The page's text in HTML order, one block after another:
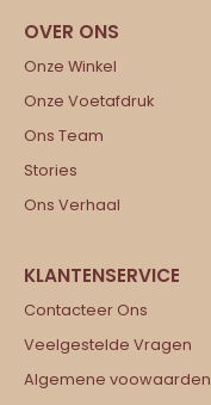
Onze Winkel
Onze Voetafdruk
Ons Team
Stories
Ons Verhaal
Contacteer Ons
Veelgestelde Vragen
Algemene voowaarden